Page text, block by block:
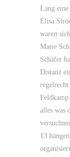
Lang
Elisa
waren
Marie
Schäfer
Distanz
regelrecht
alles was
13